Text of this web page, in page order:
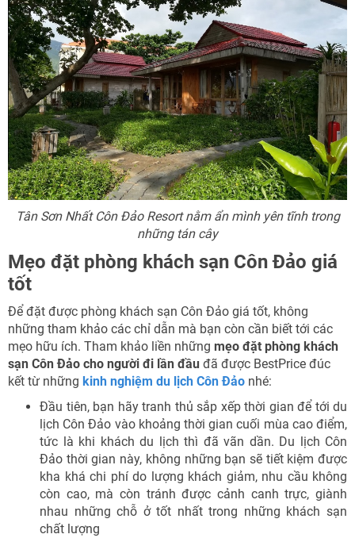
Tân Sơn Nhất Côn Đảo Resort nằm ẩn mình yên tĩnh trong
những tán cây
Mẹo đặt phòng khách sạn Côn Đảo giá
tốt
Để đặt được phòng khách sạn Côn Đảo giá tốt, không
những tham khảo các chỉ dẫn mà bạn còn cần biết tới các
mẹo hữu ích. Tham khảo liền những mẹo đặt phòng khách
sạn Côn Đảo cho người đi lần đầu đã được BestPrice đúc
kết từ những kinh nghiệm du lịch Côn Đảo nhé:
Đầu tiên, bạn hãy tranh thủ sắp xếp thời gian để tới du
lịch Côn Đảo vào khoảng thời gian cuối mùa cao điểm,
tức là khi khách du lịch thì đã vãn dần. Du lịch Côn
Đảo thời gian này, không những bạn sẽ tiết kiệm được
kha khá chi phí do lượng khách giảm, nhu cầu không
còn cao, mà còn tránh được cảnh canh trực, giành
nhau những chỗ ở tốt nhất trong những khách sạn
chất lượng